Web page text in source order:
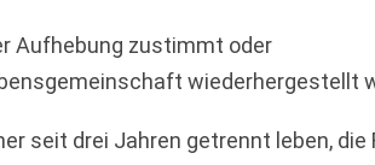
Aufhebung zustimmt oder
wiederhergestellt
seit drei Jahren getrennt leben,